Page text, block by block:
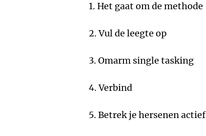
1. Het gaat om de methode
2. Vul de leegte op
3. Omarm single tasking
4. Verbind
5. Betrek je hersenen actief